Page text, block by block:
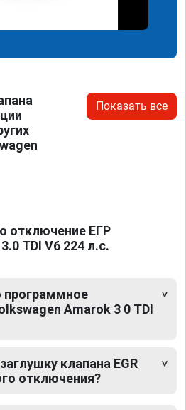
Показать все
отключение ЕГР
TDI V6 224 л.с.
программное
Amarok 3 0 TDI
клапана EGR
отключения?